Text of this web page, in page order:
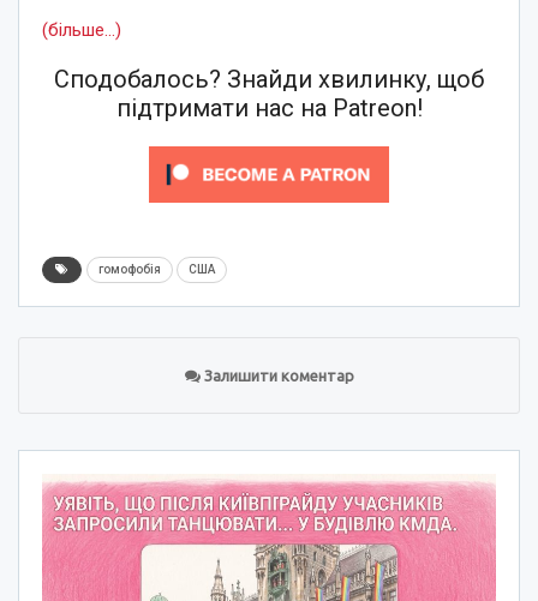
(більше…)
Сподобалось? Знайди хвилинку, щоб
підтримати нас на Patreon!
гомофобія США
Залишити коментар